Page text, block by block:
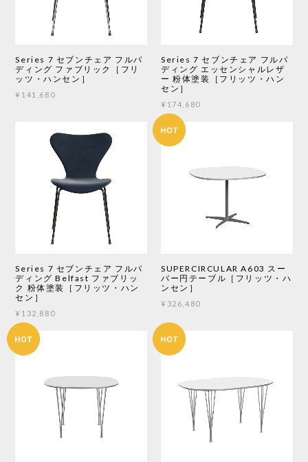
Series 7 セブンチェア フルパ
ディング ファブリック［フリ
ッツ・ハンセン］
¥141,680
Series 7 セブンチェア フルパ
ディング エッセンシャルレザ
ー 粉体塗装［フリッツ・ハン
セン］
¥174,680
Series 7 セブンチェア フルパ
ディング Belfast ファブリッ
ク 粉体塗装［フリッツ・ハン
セン］
¥132,880
SUPERCIRCULAR A603 スー
パー円テーブル［フリッツ・ハ
ンセン］
¥326,480